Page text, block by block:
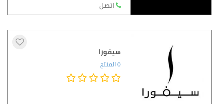
اتصل
سيفورا
0 المنتج